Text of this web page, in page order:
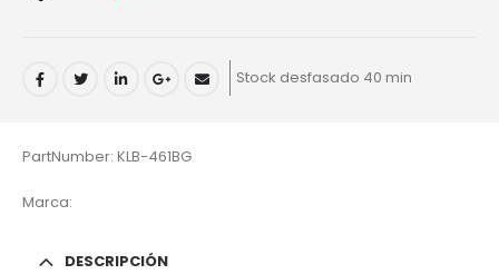
Stock desfasado 40 min
PartNumber: KLB-461BG
Marca:
DESCRIPCIÓN